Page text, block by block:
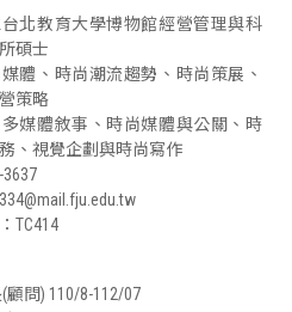
北教育大學博物館經營管理與科
碩士
體、時尚潮流趨勢、時尚策展、
策略
媒體敘事、時尚媒體與公關、時
、視覺企劃與時尚寫作
TC414
顧問) 110/8-112/07